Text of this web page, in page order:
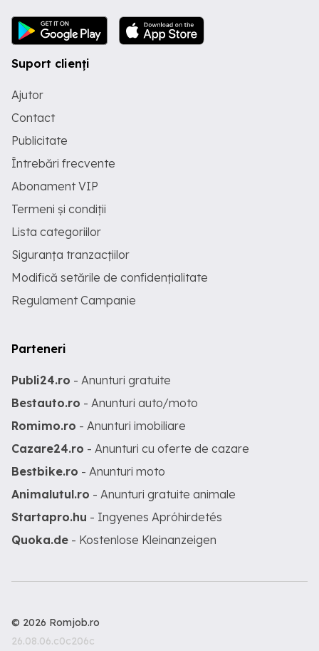
Suport clienți
Ajutor
Contact
Publicitate
Întrebări frecvente
Abonament VIP
Termeni și condiții
Lista categoriilor
Siguranța tranzacțiilor
Modifică setările de confidențialitate
Regulament Campanie
Parteneri
Publi24.ro - Anunturi gratuite
Bestauto.ro - Anunturi auto/moto
Romimo.ro - Anunturi imobiliare
Cazare24.ro - Anunturi cu oferte de cazare
Bestbike.ro - Anunturi moto
Animalutul.ro - Anunturi gratuite animale
Startapro.hu - Ingyenes Apróhirdetés
Quoka.de - Kostenlose Kleinanzeigen
© 2026 Romjob.ro
26.08.06.c0c206c